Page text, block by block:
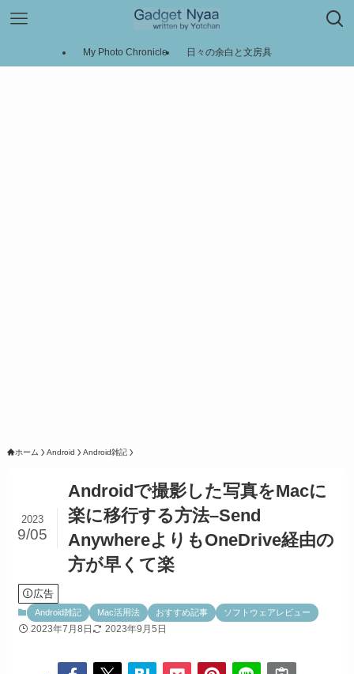
My Photo Chronicle 日々の余白と文房具
ホーム Android Android雑記
Androidで撮影した写真をMacに
楽に移行する方法–Send
AnywhereよりもOneDrive経由の
方が早くて楽
2023
9/05
広告
Android雑記 Mac活用法 おすすめ記事 ソフトウェアレビュー
2023年7月8日 2023年9月5日